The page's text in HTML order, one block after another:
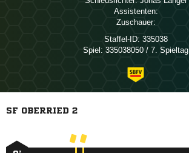
Assistenten:
Zuschauer:
Staffel-ID: 335038
Spiel: 335038050 / 7. Spieltag
SF OBERRIED 2